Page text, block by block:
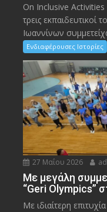
On Inclusive
τρεις
Ιωαννίνων
Ενδιαφέρουσες Ιστορίες
27 Μαΐου 2026
Με μεγάλη
“Geri Olympics”
Με ιδιαίτερη